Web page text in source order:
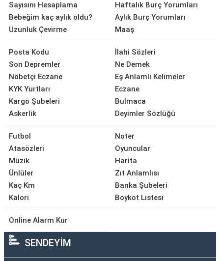
Sayısını Hesaplama
Bebeğim kaç aylık oldu?
Uzunluk Çevirme
Haftalık Burç Yorumları
Aylık Burç Yorumları
Maaş
Posta Kodu
Son Depremler
Nöbetçi Eczane
KYK Yurtları
Kargo Şubeleri
Askerlik
İlahi Sözleri
Ne Demek
Eş Anlamlı Kelimeler
Eczane
Bulmaca
Deyimler Sözlüğü
Futbol
Atasözleri
Müzik
Ünlüler
Kaç Km
Kalori
Noter
Oyuncular
Harita
Zıt Anlamlısı
Banka Şubeleri
Boykot Listesi
Online Alarm Kur
SENDEYİM